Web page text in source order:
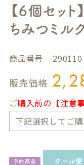
【6個セッ
ちみつミル
商品番号 290110
販売価格
ご購入前の【注意
予約商品 クール便